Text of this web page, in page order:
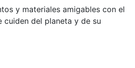
y materiales amigables con el
cuiden del planeta y de su